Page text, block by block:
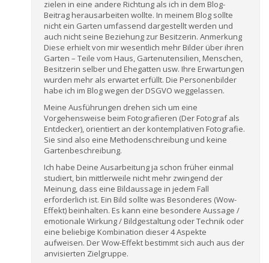
zielen in eine andere Richtung als ich in dem Blog-
Beitrag herausarbeiten wollte. In meinem Blog sollte
nicht ein Garten umfassend dargestellt werden und
auch nicht seine Beziehung zur Besitzerin. Anmerkung
Diese erhielt von mir wesentlich mehr Bilder über ihren
Garten – Teile vom Haus, Gartenutensilien, Menschen,
Besitzerin selber und Ehegatten usw. Ihre Erwartungen
wurden mehr als erwartet erfüllt. Die Personenbilder
habe ich im Blog wegen der DSGVO weggelassen.
Meine Ausführungen drehen sich um eine
Vorgehensweise beim Fotografieren (Der Fotograf als
Entdecker), orientiert an der kontemplativen Fotografie.
Sie sind also eine Methodenschreibung und keine
Gartenbeschreibung.
Ich habe Deine Ausarbeitung ja schon früher einmal
studiert, bin mittlerweile nicht mehr zwingend der
Meinung, dass eine Bildaussage in jedem Fall
erforderlich ist. Ein Bild sollte was Besonderes (Wow-
Effekt) beinhalten. Es kann eine besondere Aussage /
emotionale Wirkung / Bildgestaltung oder Technik oder
eine beliebige Kombination dieser 4 Aspekte
aufweisen. Der Wow-Effekt bestimmt sich auch aus der
anvisierten Zielgruppe.